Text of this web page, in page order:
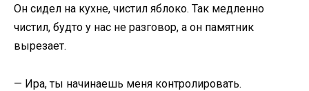
Он сидел на кухне, чистил яблоко. Так медленно
чистил, будто у нас не разговор, а он памятник
вырезает.
— Ира, ты начинаешь меня контролировать.